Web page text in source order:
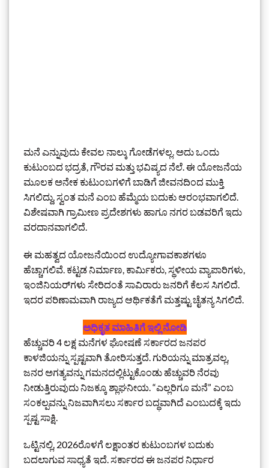
ಮನೆ ಎನ್ನುವುದು ಕೇವಲ ನಾಲ್ಕು ಗೋಡೆಗಳಲ್ಲ. ಅದು ಒಂದು
ಕುಟುಂಬದ ಭದ್ರತೆ, ಗೌರವ ಮತ್ತು ಭವಿಷ್ಯದ ನೆಲೆ. ಈ ಯೋಜನೆಯ
ಮೂಲಕ ಅನೇಕ ಕುಟುಂಬಗಳಿಗೆ ಬಾಡಿಗೆ ಜೀವನದಿಂದ ಮುಕ್ತಿ
ಸಿಗಲಿದ್ದು, ಸ್ವಂತ ಮನೆ ಎಂಬ ಹೆಮ್ಮೆಯ ಬದುಕು ಆರಂಭವಾಗಲಿದೆ.
ವಿಶೇಷವಾಗಿ ಗ್ರಾಮೀಣ ಪ್ರದೇಶಗಳು ಹಾಗೂ ನಗರ ಬಡವರಿಗೆ ಇದು
ವರದಾನವಾಗಲಿದೆ.
ಈ ಮಹತ್ವದ ಯೋಜನೆಯಿಂದ ಉದ್ಯೋಗಾವಕಾಶಗಳೂ
ಹೆಚ್ಚಾಗಲಿವೆ. ಕಟ್ಟಡ ನಿರ್ಮಾಣ, ಕಾರ್ಮಿಕರು, ಸ್ಥಳೀಯ ವ್ಯಾಪಾರಿಗಳು,
ಇಂಜಿನಿಯರ್‌ಗಳು ಸೇರಿದಂತೆ ಸಾವಿರಾರು ಜನರಿಗೆ ಕೆಲಸ ಸಿಗಲಿದೆ.
ಇದರ ಪರಿಣಾಮವಾಗಿ ರಾಜ್ಯದ ಆರ್ಥಿಕತೆಗೆ ಮತ್ತಷ್ಟು ಚೈತನ್ಯ ಸಿಗಲಿದೆ.
ಅಧಿಕೃತ ಮಾಹಿತಿಗೆ ಇಲ್ಲಿ ನೋಡಿ
ಹೆಚ್ಚುವರಿ 4 ಲಕ್ಷ ಮನೆಗಳ ಘೋಷಣೆ ಸರ್ಕಾರದ ಜನಪರ
ಕಾಳಜಿಯನ್ನು ಸ್ಪಷ್ಟವಾಗಿ ತೋರಿಸುತ್ತದೆ. ಗುರಿಯನ್ನು ಮಾತ್ರವಲ್ಲ,
ಜನರ ಅಗತ್ಯವನ್ನು ಗಮನದಲ್ಲಿಟ್ಟುಕೊಂಡು ಹೆಚ್ಚುವರಿ ನೆರವು
ನೀಡುತ್ತಿರುವುದು ನಿಜಕ್ಕೂ ಶ್ಲಾಘನೀಯ. “ಎಲ್ಲರಿಗೂ ಮನೆ” ಎಂಬ
ಸಂಕಲ್ಪವನ್ನು ನಿಜವಾಗಿಸಲು ಸರ್ಕಾರ ಬದ್ಧವಾಗಿದೆ ಎಂಬುದಕ್ಕೆ ಇದು
ಸ್ಪಷ್ಟ ಸಾಕ್ಷಿ.
ಒಟ್ಟಿನಲ್ಲಿ, 2026ರೊಳಗೆ ಲಕ್ಷಾಂತರ ಕುಟುಂಬಗಳ ಬದುಕು
ಬದಲಾಗುವ ಸಾಧ್ಯತೆ ಇದೆ. ಸರ್ಕಾರದ ಈ ಜನಪರ ನಿರ್ಧಾರ